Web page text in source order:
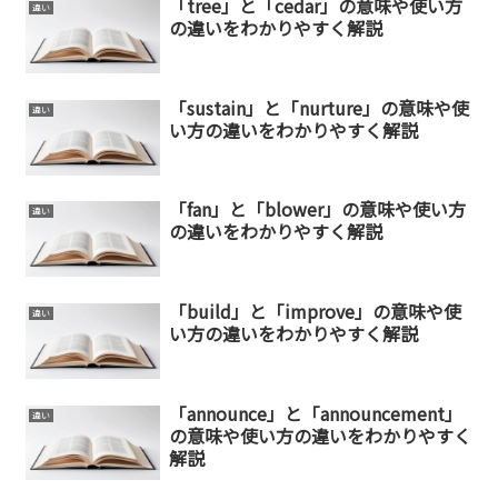
違い
「tree」と「cedar」の意味や使い方
の違いをわかりやすく解説
違い
「sustain」と「nurture」の意味や使
い方の違いをわかりやすく解説
違い
「fan」と「blower」の意味や使い方
の違いをわかりやすく解説
違い
「build」と「improve」の意味や使
い方の違いをわかりやすく解説
違い
「announce」と「announcement」
の意味や使い方の違いをわかりやすく
解説